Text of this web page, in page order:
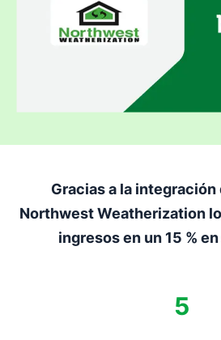
Gracias a la
Northwest Weatherization
ingresos en un 15 %
5